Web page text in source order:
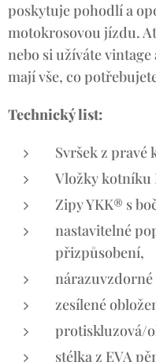
poskytuje pohodlí a
motokrosovou jízdu.
nebo si užíváte
mají vše, co
Technický list:
Svršek z pravé
Vložky kotníku
Zipy YKK® s
nastavitelné
přizpůsobení,
zesílené
protiskluzová/
stélka z EVA